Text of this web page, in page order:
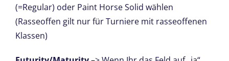
(=Regular) oder Paint Horse Solid wählen
(Rasseoffen gilt nur für Turniere mit rasseoffenen
Klassen)